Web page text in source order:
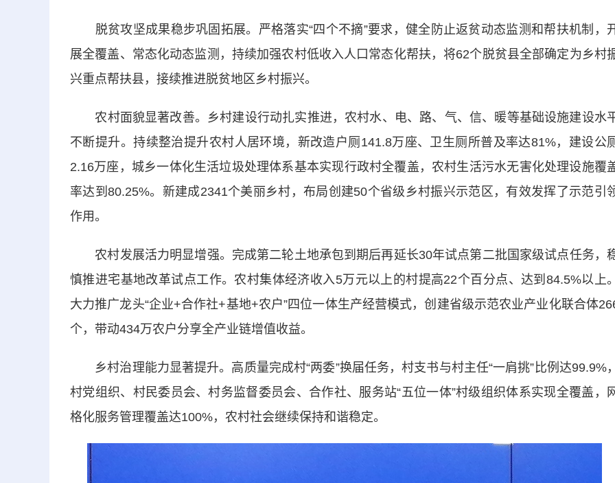
脱贫攻坚成果稳步巩固拓展。严格落实“四个不摘”要求，健全防止返贫动态监测和帮扶机制，
展全覆盖、常态化动态监测，持续加强农村低收入人口常态化帮扶，将62个脱贫县全部确定为乡村
兴重点帮扶县，接续推进脱贫地区乡村振兴。
农村面貌显著改善。乡村建设行动扎实推进，农村水、电、路、气、信、暖等基础设施建设水
不断提升。持续整治提升农村人居环境，新改造户厕141.8万座、卫生厕所普及率达81%，建设公
2.16万座，城乡一体化生活垃圾处理体系基本实现行政村全覆盖，农村生活污水无害化处理设施覆
率达到80.25%。新建成2341个美丽乡村，布局创建50个省级乡村振兴示范区，有效发挥了示范引
作用。
农村发展活力明显增强。完成第二轮土地承包到期后再延长30年试点第二批国家级试点任务，
慎推进宅基地改革试点工作。农村集体经济收入5万元以上的村提高22个百分点、达到84.5%以上。
大力推广龙头“企业+合作社+基地+农户”四位一体生产经营模式，创建省级示范农业产业化联合体
个，带动434万农户分享全产业链增值收益。
乡村治理能力显著提升。高质量完成村“两委”换届任务，村支书与村主任“一肩挑”比例达99.9%，
村党组织、村民委员会、村务监督委员会、合作社、服务站“五位一体”村级组织体系实现全覆盖，
格化服务管理覆盖达100%，农村社会继续保持和谐稳定。